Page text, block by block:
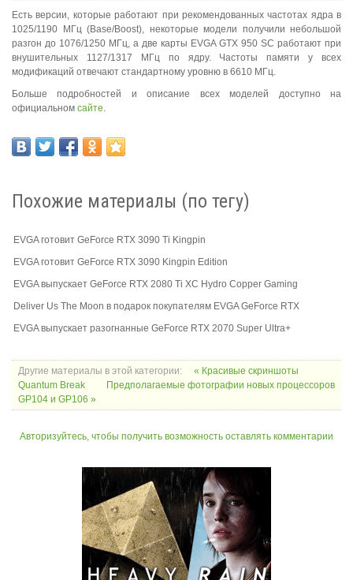
Есть версии, которые работают при рекомендованных частотах ядра в
1025/1190 МГц (Base/Boost), некоторые модели получили небольшой
разгон до 1076/1250 МГц, а две карты EVGA GTX 950 SC работают при
внушительных 1127/1317 МГц по ядру. Частоты памяти у всех
модификаций отвечают стандартному уровню в 6610 МГц.
Больше подробностей и описание всех моделей доступно на
официальном сайте.
Похожие материалы (по тегу)
EVGA готовит GeForce RTX 3090 Ti Kingpin
EVGA готовит GeForce RTX 3090 Kingpin Edition
EVGA выпускает GeForce RTX 2080 Ti XC Hydro Copper Gaming
Deliver Us The Moon в подарок покупателям EVGA GeForce RTX
EVGA выпускает разогнанные GeForce RTX 2070 Super Ultra+
Другие материалы в этой категории:
« Красивые скриншоты
Quantum Break
Предполагаемые фотографии новых процессоров
GP104 и GP106 »
Авторизуйтесь, чтобы получить возможность оставлять комментарии